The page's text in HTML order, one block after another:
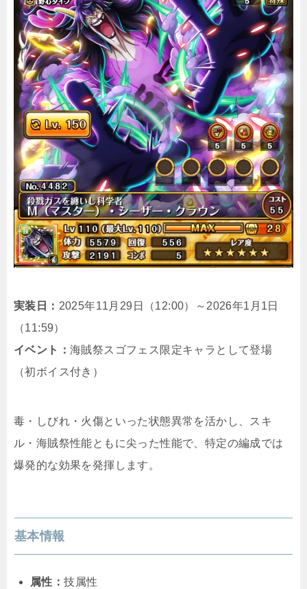
実装日： 2025年11月29日（12:00）～2026年1月1日
（11:59）
イベント： 海賊祭スゴフェス限定キャラとして登場
（初ボイス付き）
毒・しびれ・火傷といった状態異常を活かし、スキ
ル・海賊祭性能ともに尖った性能で、特定の編成では
爆発的な効果を発揮します。
基本情報
属性：技属性